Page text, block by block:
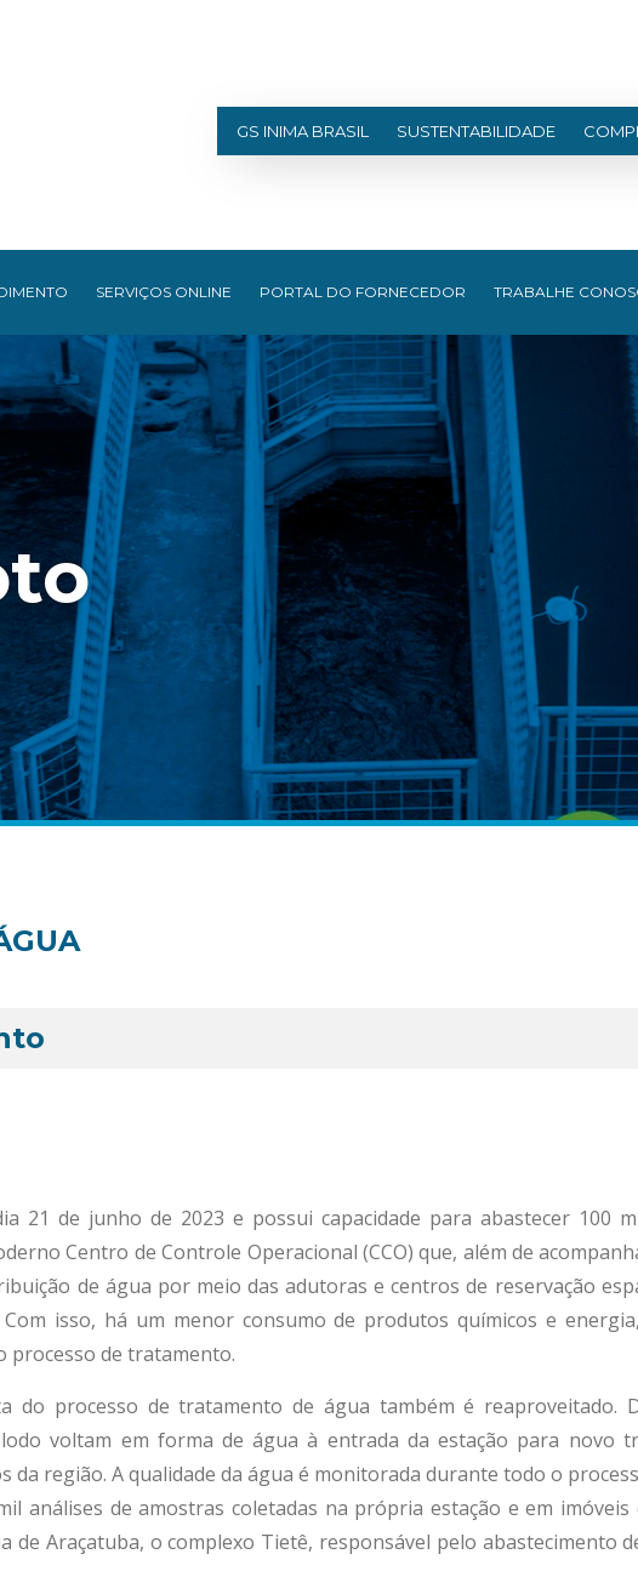
GS INIMA BRASIL SUSTENTABILIDADE
SERVIÇOS ONLINE PORTAL DO FORNECEDOR TRABALHE
21 de junho de 2023 e possui capacidade para abastecer 100
Centro de Controle Operacional (CCO) que, além de
de água por meio das adutoras e centros de reservação
isso, há um menor consumo de produtos químicos e
processo de tratamento.
do processo de tratamento de água também é reaproveitado.
voltam em forma de água à entrada da estação para novo
da região. A qualidade da água é monitorada durante todo o
análises de amostras coletadas na própria estação e em
de Araçatuba, o complexo Tietê, responsável pelo abastecimento